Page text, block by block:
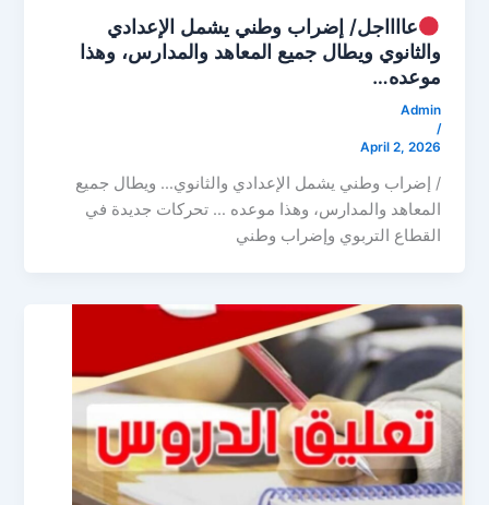
عااااجل/ إضراب وطني يشمل الإعدادي
والثانوي ويطال جميع المعاهد والمدارس، وهذا
موعده…
Admin
/
April 2, 2026
/ إضراب وطني يشمل الإعدادي والثانوي… ويطال جميع
المعاهد والمدارس، وهذا موعده … تحركات جديدة في
القطاع التربوي وإضراب وطني